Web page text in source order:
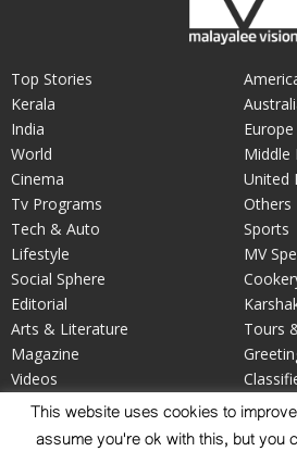
Top Stories
Kerala
India
World
Cinema
Tv Programs
Tech & Auto
Europe
Middle
United
Others
Sports
Lifestyle
Social Sphere
Editorial
Arts & Literature
Magazine
Videos
Your Say
MV
Tours
This website uses cookies to
assume you're ok with this, but you